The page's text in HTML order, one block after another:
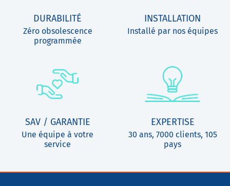
DURABILITÉ
Zéro obsolescence
programmée
INSTALLATION
Installé par nos équipes
SAV / GARANTIE
Une équipe à votre
service
EXPERTISE
30 ans, 7000 clients, 105
pays